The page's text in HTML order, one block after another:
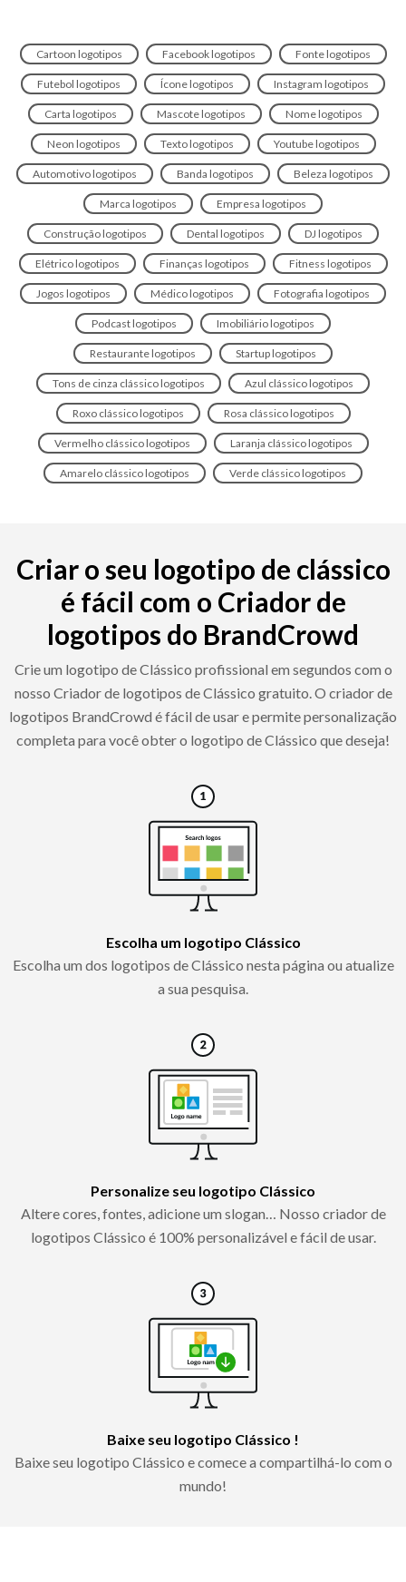
Cartoon logotipos Facebook logotipos Fonte logotipos
Futebol logotipos Ícone logotipos Instagram logotipos
Carta logotipos Mascote logotipos Nome logotipos
Neon logotipos Texto logotipos Youtube logotipos
Automotivo logotipos Banda logotipos Beleza logotipos
Marca logotipos Empresa logotipos
Construção logotipos Dental logotipos DJ logotipos
Elétrico logotipos Finanças logotipos Fitness logotipos
Jogos logotipos Médico logotipos Fotografia logotipos
Podcast logotipos Imobiliário logotipos
Restaurante logotipos Startup logotipos
Tons de cinza clássico logotipos Azul clássico logotipos
Roxo clássico logotipos Rosa clássico logotipos
Vermelho clássico logotipos Laranja clássico logotipos
Amarelo clássico logotipos Verde clássico logotipos
Criar o seu logotipo de clássico
é fácil com o Criador de
logotipos do BrandCrowd
Crie um logotipo de Clássico profissional em segundos com o
nosso Criador de logotipos de Clássico gratuito. O criador de
logotipos BrandCrowd é fácil de usar e permite personalização
completa para você obter o logotipo de Clássico que deseja!
Escolha um logotipo Clássico
Escolha um dos logotipos de Clássico nesta página ou atualize
a sua pesquisa.
Personalize seu logotipo Clássico
Altere cores, fontes, adicione um slogan… Nosso criador de
logotipos Clássico é 100% personalizável e fácil de usar.
Baixe seu logotipo Clássico !
Baixe seu logotipo Clássico e comece a compartilhá-lo com o
mundo!